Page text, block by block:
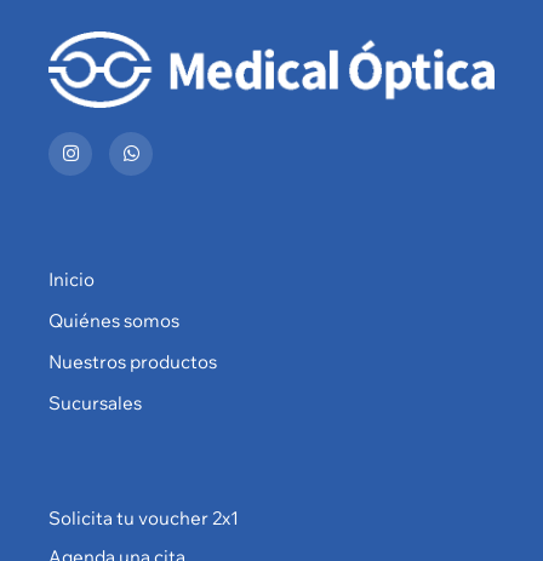
Inicio
Quiénes somos
Nuestros productos
Sucursales
Solicita tu voucher 2x1
Agenda una cita